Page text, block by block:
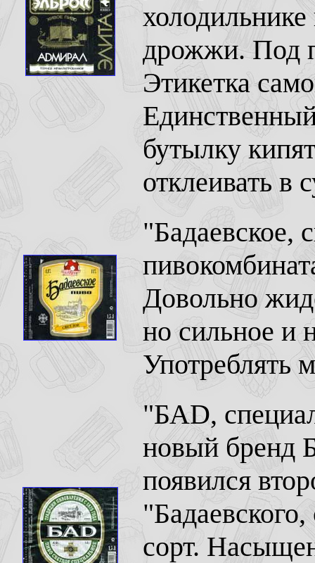
дрожжи. Под
Этикетка
бутылку
отклеивать в
"Бадаевское,
Довольно
но сильное и
Употреблять
"БАD,
новый бренд
появился
сорт.